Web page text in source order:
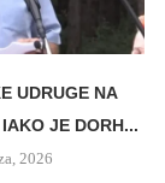
UDRUGE NA
JE DORH...
2026